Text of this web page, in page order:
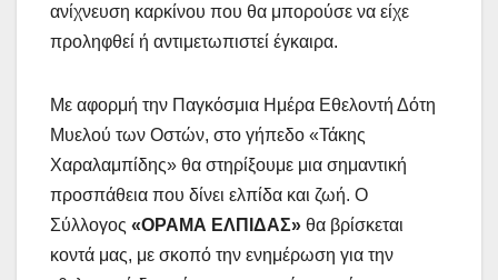
ανίχνευση καρκίνου που θα μπορούσε να είχε
προληφθεί ή αντιμετωπιστεί έγκαιρα.
Με αφορμή την Παγκόσμια Ημέρα Εθελοντή Δότη
Μυελού των Οστών, στο γήπεδο «Τάκης
Χαραλαμπίδης» θα στηρίξουμε μια σημαντική
προσπάθεια που δίνει ελπίδα και ζωή. Ο
Σύλλογος «ΟΡΑΜΑ ΕΛΠΙΔΑΣ» θα βρίσκεται
κοντά μας, με σκοπό την ενημέρωση για την